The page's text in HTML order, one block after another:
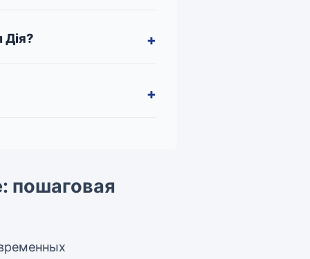
Дія?
пошаговая